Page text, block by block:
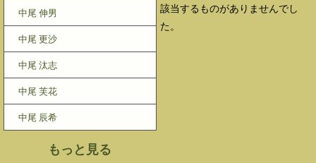
中尾 伸男
中尾 更沙
中尾 汰志
中尾 芙花
中尾 辰希
もっと見る
該当するものがありませんでし
た。